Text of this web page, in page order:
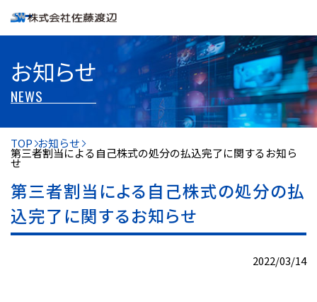
お知らせ
NEWS
TOP お知らせ
第三者割当による自己株式の処分の払込完了に関するお知ら
せ
第三者割当による自己株式の処分の払
込完了に関するお知らせ
2022/03/14